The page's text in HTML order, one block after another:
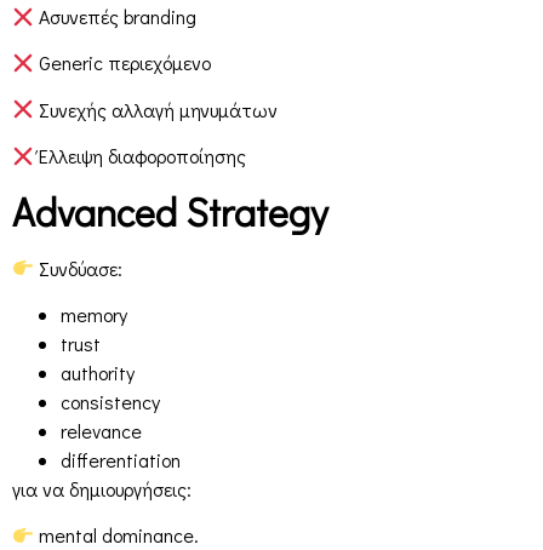
Ασυνεπές branding
Generic περιεχόμενο
Συνεχής αλλαγή μηνυμάτων
Έλλειψη διαφοροποίησης
Advanced Strategy
Συνδύασε:
memory
trust
authority
consistency
relevance
differentiation
για να δημιουργήσεις:
mental dominance.